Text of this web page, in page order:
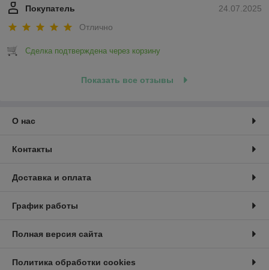
24.07.2025
Покупатель
Отлично
Сделка подтверждена через корзину
Показать все отзывы
О нас
Контакты
Доставка и оплата
График работы
Полная версия сайта
Политика обработки cookies